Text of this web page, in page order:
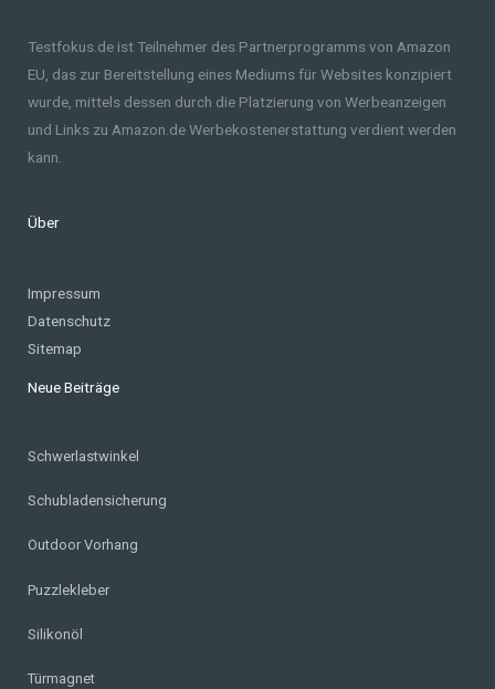
Testfokus.de ist Teilnehmer des Partnerprogramms von Amazon
EU, das zur Bereitstellung eines Mediums für Websites konzipiert
wurde, mittels dessen durch die Platzierung von Werbeanzeigen
und Links zu Amazon.de Werbekostenerstattung verdient werden
kann.
Über
Impressum
Datenschutz
Sitemap
Neue Beiträge
Schwerlastwinkel
Schubladensicherung
Outdoor Vorhang
Puzzlekleber
Silikonöl
Türmagnet